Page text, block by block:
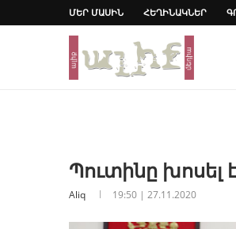
ՄԵՐ ՄԱՍԻՆ ՀԵՂԻՆԱԿՆԵՐ
Պուտինը խոսել
Aliq 19:50 | 27.11.2020